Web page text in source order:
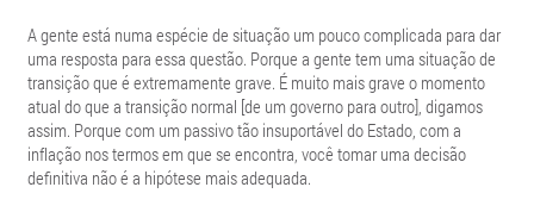
A gente está numa espécie de situação um pouco complicada para dar
uma resposta para essa questão. Porque a gente tem uma situação de
transição que é extremamente grave. É muito mais grave o momento
atual do que a transição normal [de um governo para outro], digamos
assim. Porque com um passivo tão insuportável do Estado, com a
inflação nos termos em que se encontra, você tomar uma decisão
definitiva não é a hipótese mais adequada.